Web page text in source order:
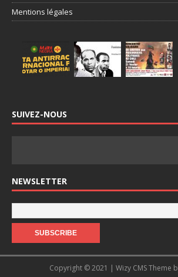
Mentions légales
SUIVEZ-NOUS
NEWSLETTER
Copyright © 2021 | Wizy CMS Theme